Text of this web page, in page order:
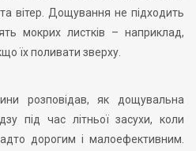
вітер. Дощування не підходить
мокрих листків – наприклад,
їх поливати зверху.
розповідав, як дощувальна
під час літньої засухи, коли
дорогим і малоефективним.